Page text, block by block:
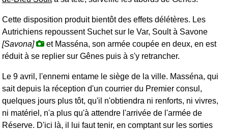
Cette disposition produit bientôt des effets délétères. Les
Autrichiens repoussent Suchet sur le Var, Soult à Savone
[Savona]
et Masséna, son armée coupée en deux, en est
réduit à se replier sur Gênes puis à s'y retrancher.
Le 9 avril, l'ennemi entame le siège de la ville. Masséna, qui
sait depuis la réception d'un courrier du Premier consul,
quelques jours plus tôt, qu'il n'obtiendra ni renforts, ni vivres,
ni matériel, n'a plus qu'à attendre l'arrivée de l'armée de
Réserve. D'ici là, il lui faut tenir, en comptant sur les sorties